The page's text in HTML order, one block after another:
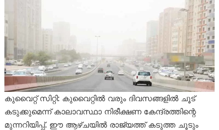
കുവൈറ്റ് സിറ്റി: കുവൈറ്റിൽ വരും ദിവസങ്ങളിൽ ചൂട്
കടുക്കുമെന്ന് കാലാവസ്ഥാ നിരീക്ഷണ കേന്ദ്രത്തിന്റെ
മുന്നറിയിപ്പ്. ഈ ആഴ്ചയിൽ രാജ്യത്ത് കടുത്ത ചൂടും